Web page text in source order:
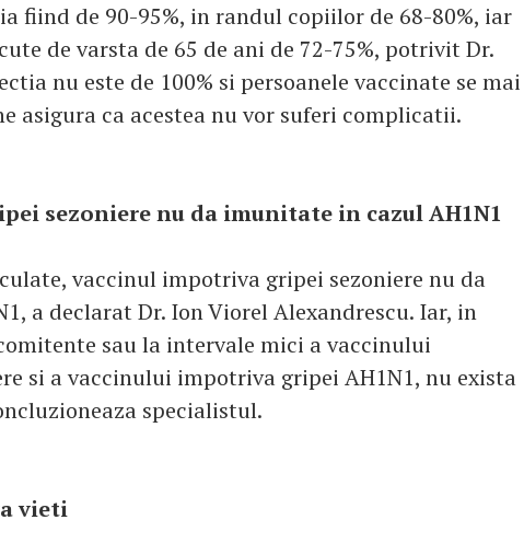
fiind de 90-95%, in randul copiilor de 68-80%, iar
de varsta de 65 de ani de 72-75%, potrivit Dr.
nu este de 100% si persoanele vaccinate se mai
asigura ca acestea nu vor suferi complicatii.
sezoniere nu da imunitate in cazul AH1N1
vaccinul impotriva gripei sezoniere nu da
a declarat Dr. Ion Viorel Alexandrescu. Iar, in
sau la intervale mici a vaccinului
si a vaccinului impotriva gripei AH1N1, nu exista
specialistul.
vieti